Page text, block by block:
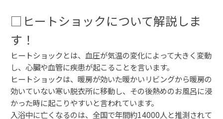
□ヒートショックについて解説しま
す！
ヒートショックとは、血圧が気温の変化によって大きく変動
し、心臓や血管に疾患が起こることを言います。
ヒートショックは、暖房が効いた暖かいリビングから暖房の
効いていない寒い脱衣所に移動し、その後熱めのお風呂に浸
かった時に起こりやすいと言われています。
入浴中に亡くなるのは、全国で年間約14000人と推測されて